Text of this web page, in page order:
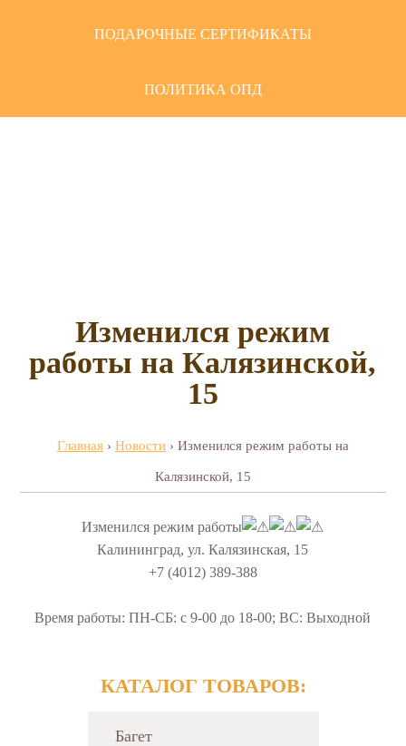
ПОДАРОЧНЫЕ СЕРТИФИКАТЫ
ПОЛИТИКА ОПД
Изменился режим
работы на Калязинской,
15
Главная › Новости › Изменился режим работы на
Калязинской, 15
Изменился режим работы
Калининград, ул. Калязинская, 15
+7 (4012) 389-388
Время работы: ПН-СБ: c 9-00 до 18-00; ВС: Выходной
КАТАЛОГ ТОВАРОВ:
Багет